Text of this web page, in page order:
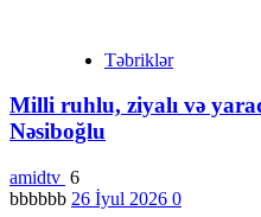
Təbriklər
Milli ruhlu, ziyalı və
Nəsiboğlu
amidtv 6
bbbbbb 26 İyul 2026 0